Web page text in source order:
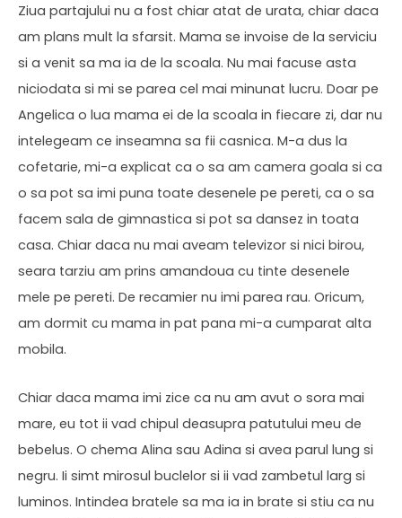
Ziua partajului nu a fost chiar atat de urata, chiar daca
am plans mult la sfarsit. Mama se invoise de la serviciu
si a venit sa ma ia de la scoala. Nu mai facuse asta
niciodata si mi se parea cel mai minunat lucru. Doar pe
Angelica o lua mama ei de la scoala in fiecare zi, dar nu
intelegeam ce inseamna sa fii casnica. M-a dus la
cofetarie, mi-a explicat ca o sa am camera goala si ca
o sa pot sa imi puna toate desenele pe pereti, ca o sa
facem sala de gimnastica si pot sa dansez in toata
casa. Chiar daca nu mai aveam televizor si nici birou,
seara tarziu am prins amandoua cu tinte desenele
mele pe pereti. De recamier nu imi parea rau. Oricum,
am dormit cu mama in pat pana mi-a cumparat alta
mobila.
Chiar daca mama imi zice ca nu am avut o sora mai
mare, eu tot ii vad chipul deasupra patutului meu de
bebelus. O chema Alina sau Adina si avea parul lung si
negru. Ii simt mirosul buclelor si ii vad zambetul larg si
luminos. Intindea bratele sa ma ia in brate si stiu ca nu